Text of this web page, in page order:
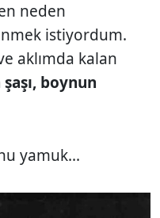
neden
istiyordum.
aklımda kalan
boynun
yamuk...